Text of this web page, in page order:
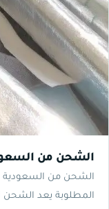
الشحن من
الشحن من السعودية
المطلوبة يعد الشحن